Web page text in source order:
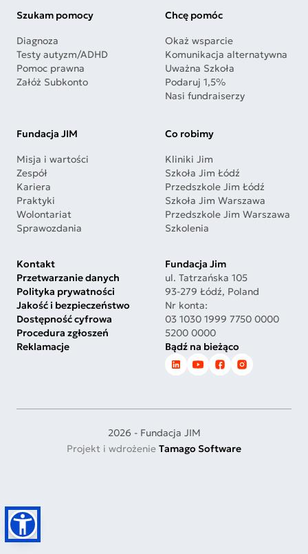
Szukam pomocy
Diagnoza
Testy autyzm/ADHD
Pomoc prawna
Załóż Subkonto
Chcę pomóc
Okaż wsparcie
Komunikacja alternatywna
Uważna Szkoła
Podaruj 1,5%
Nasi fundraiserzy
Fundacja JIM
Misja i wartości
Zespół
Kariera
Praktyki
Wolontariat
Sprawozdania
Co robimy
Kliniki Jim
Szkoła Jim Łódź
Przedszkole Jim Łódź
Szkoła Jim Warszawa
Przedszkole Jim Warszawa
Szkolenia
Kontakt
Przetwarzanie danych
Polityka prywatności
Jakość i bezpieczeństwo
Dostępność cyfrowa
Procedura zgłoszeń
Reklamacje
Fundacja Jim
ul. Tatrzańska 105
93-279 Łódź, Poland
Nr konta:
03 1030 1999 7750 0000
5200 0000
Bądź na bieżąco
2026 - Fundacja JIM
Projekt i wdrożenie Tamago Software